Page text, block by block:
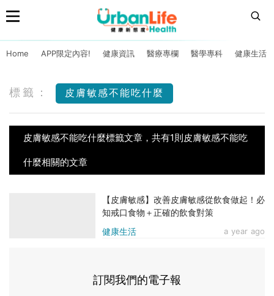
Home APP限定內容! 健康資訊 醫療專欄 醫學專科 健康生活
標籤： 皮膚敏感不能吃什麼
皮膚敏感不能吃什麼標籤文章，共有1則皮膚敏感不能吃
什麼相關的文章
健康生活 a year ago
【皮膚敏感】改善皮膚敏感從飲食做起！必
知戒口食物＋正確的飲食對策
訂閱我們的電子報